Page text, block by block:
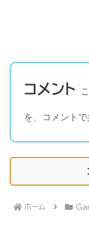
コメント
を、コメント
ホーム